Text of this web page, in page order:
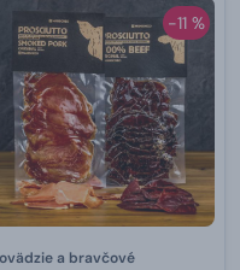
-11 %
a bravčové